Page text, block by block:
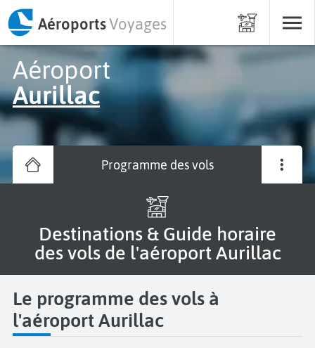
AéroportsVoyages
Aéroport
Aurillac
Programme des vols
Destinations & Guide horaire
des vols de l'aéroport Aurillac
Le programme des vols à
l'aéroport Aurillac